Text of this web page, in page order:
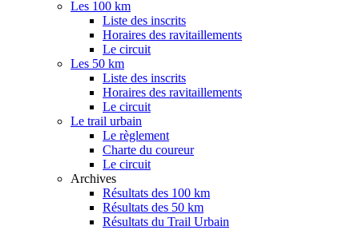
Les 100 km
Liste des inscrits
Horaires des ravitaillements
Le circuit
Les 50 km
Liste des inscrits
Horaires des ravitaillements
Le circuit
Le trail urbain
Le règlement
Charte du coureur
Le circuit
Archives
Résultats des 100 km
Résultats des 50 km
Résultats du Trail Urbain